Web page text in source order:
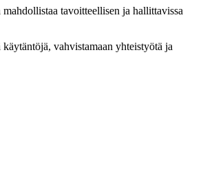
tavoitteellisen ja hallittavissa
vahvistamaan yhteistyötä ja